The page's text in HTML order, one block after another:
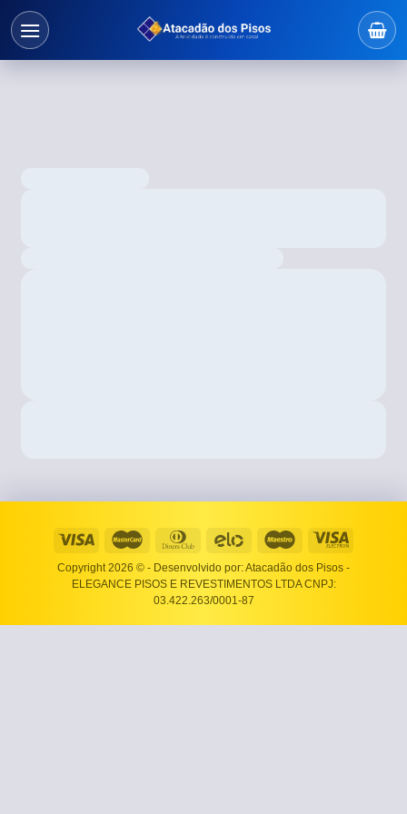
Copyright 2026 © - Desenvolvido por: Atacadão dos Pisos -
ELEGANCE PISOS E REVESTIMENTOS LTDA CNPJ:
03.422.263/0001-87